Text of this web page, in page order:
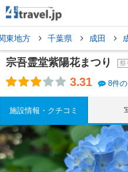
東地方 千葉県 成田
宗吾霊堂紫陽花まつり 祭
3.31 8件
施設情報・クチコミ